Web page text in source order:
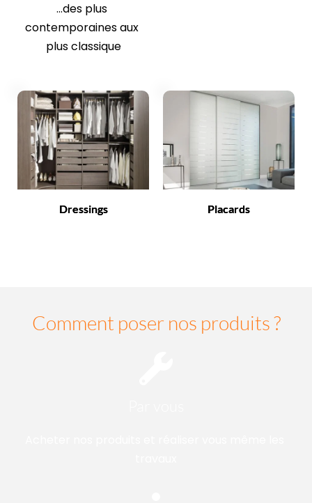
...des plus
contemporaines aux
plus classique
Dressings Placards
Comment poser nos produits ?